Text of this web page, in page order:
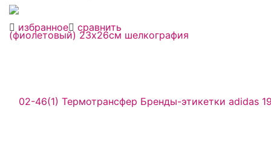
избранное сравнить